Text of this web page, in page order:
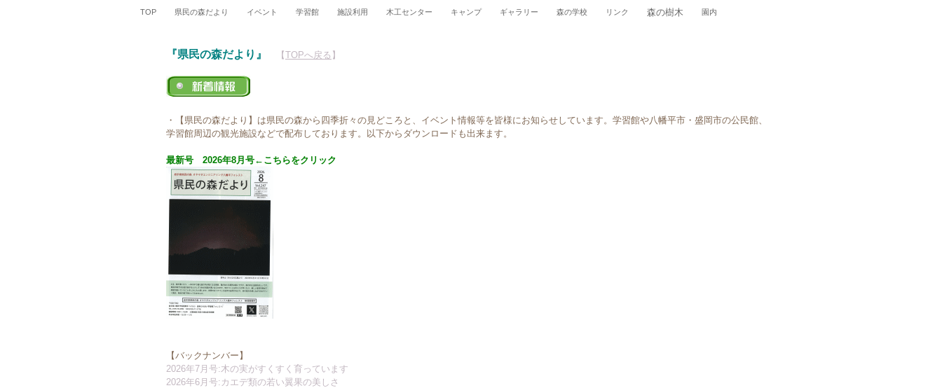
TOP 県民の森だより イベント 学習館 施設利用 木工センター キャンプ ギャラリー 森の学校 リンク 森の樹木 園内
『県民の森だより』 【TOPへ戻る 】
・【県民の森だより】は県民の森から四季折々の見どころと、イベント情報等を皆様にお知らせしています。学習館や八幡平市・盛岡市の公民館、
学習館周辺の観光施設などで配布しております。以下からダウンロードも出来ます。
最新号 2026年8月号←こちらをクリック
【バックナンバー】
2026年7月号:木の実がすくすく育っています
2026年6月号:カエデ類の若い翼果の美しさ